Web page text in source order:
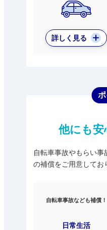
詳しく見る
他にも安
自転車事故やもらい
の補償をご用意してお
自転車事故なども補償！
日常生活